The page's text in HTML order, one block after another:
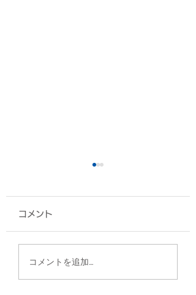
扇子/陸上自衛隊 八重
瀬分屯地 様
コメント
コメントを追加…